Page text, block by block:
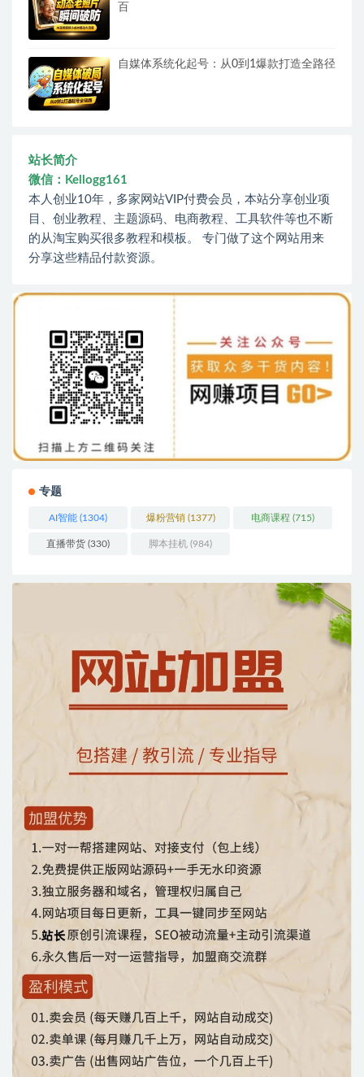
百
自媒体系统化起号：从0到1爆款打造全路径
站长简介
微信：Kellogg161
本人创业10年，多家网站VIP付费会员，本站分享创业项
目、创业教程、主题源码、电商教程、工具软件等也不断
的从淘宝购买很多教程和模板。 专门做了这个网站用来
分享这些精品付款资源。
专题
AI智能 (1304) 爆粉营销 (1377) 电商课程 (715)
直播带货 (330) 脚本挂机 (984)